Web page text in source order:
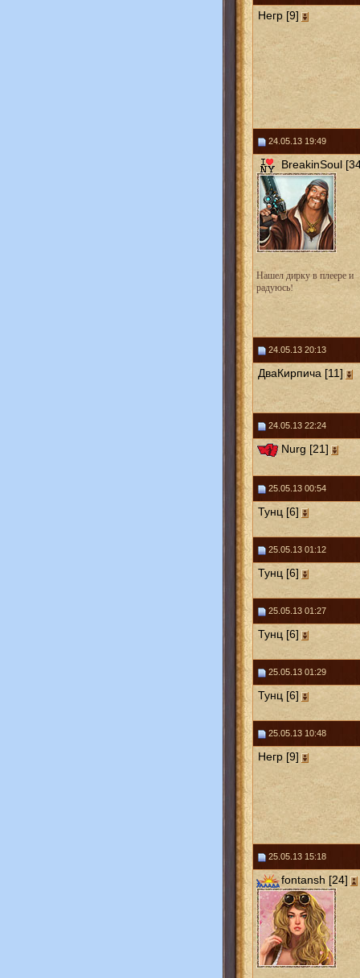
Негр [9]
24.05.13 19:49
BreakinSoul
Нашел дирку в плеере и
радуюсь!
24.05.13 20:13
ДваКирпича [11]
24.05.13 22:24
Nurg [21]
25.05.13 00:54
Тунц [6]
25.05.13 01:12
Тунц [6]
25.05.13 01:27
Тунц [6]
25.05.13 01:29
Тунц [6]
25.05.13 10:48
Негр [9]
25.05.13 15:18
fontansh [24]